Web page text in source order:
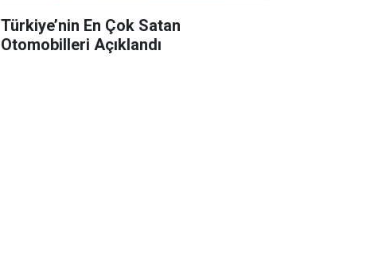
Türkiye’nin En Çok Satan
Otomobilleri Açıklandı